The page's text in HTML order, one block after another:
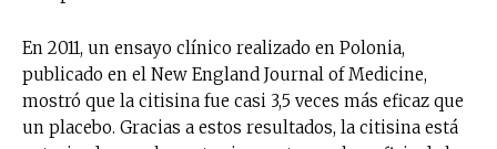
En 2011, un ensayo clínico realizado en Polonia,
publicado en el New England Journal of Medicine,
mostró que la citisina fue casi 3,5 veces más eficaz que
un placebo. Gracias a estos resultados, la citisina está